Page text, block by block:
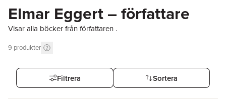
Elmar Eggert – författare
Visar alla böcker från författaren .
9 produkter
Filtrera Sortera